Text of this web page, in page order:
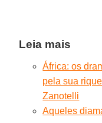
Leia mais
África: os
pela sua
Zanotelli
Aqueles